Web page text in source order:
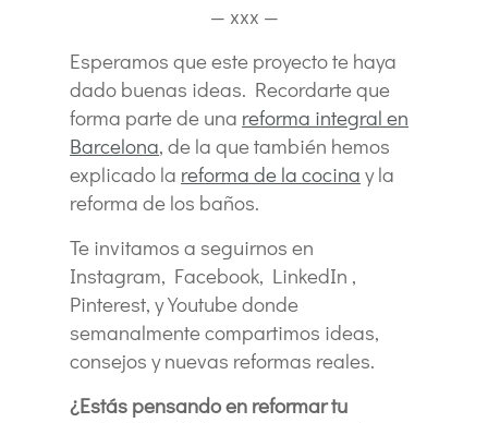
— xxx —
Esperamos que este proyecto te haya
dado buenas ideas. Recordarte que
forma parte de una reforma integral en
Barcelona, de la que también hemos
explicado la reforma de la cocina y la
reforma de los baños.
Te invitamos a seguirnos en
Instagram, Facebook, LinkedIn ,
Pinterest, y Youtube donde
semanalmente compartimos ideas,
consejos y nuevas reformas reales.
¿Estás pensando en reformar tu